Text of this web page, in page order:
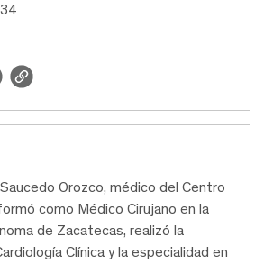
Orozco, médico del Centro
como Médico Cirujano en la
de Zacatecas, realizó la
Clínica y la especialidad en